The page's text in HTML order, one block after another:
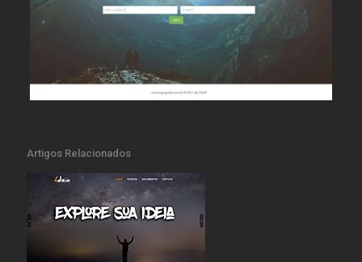
Artigos Relacionados